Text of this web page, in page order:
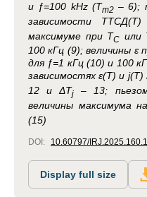
и ƒ=100 kHz (Tm2– 6);
зависимости
максимуме при TC или
100 кГц (9); величины
для ƒ=1 кГц (10) и 100
зависимостях ɛ(T) и
12 и ΔTj – 13;
величины максимума
(15)
DOI: 10.60797/
Display full size